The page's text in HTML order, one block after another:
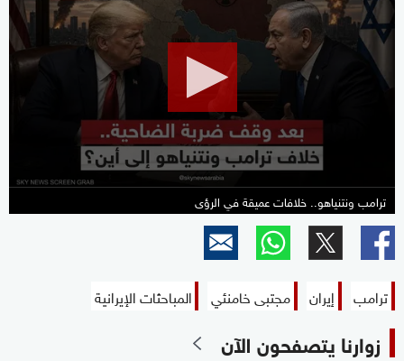
of
17
minutes,
ترامب ونتنياهو.. خلافات عميقة في الرؤى
ترامب إيران مجتبى خامنئي المباحثات الإيرانية
زوارنا يتصفحون الآن